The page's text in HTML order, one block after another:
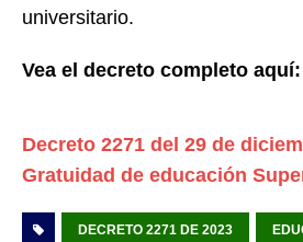
universitario.
Vea el decreto completo aquí:
Decreto 2271 del 29 de
Gratuidad de educación
DECRETO 2271 DE 2023